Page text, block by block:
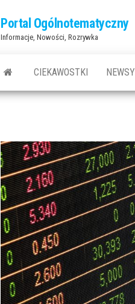
Portal Ogólnotematyczny
Informacje, Nowości, Rozrywka
CIEKAWOSTKI NEWSY